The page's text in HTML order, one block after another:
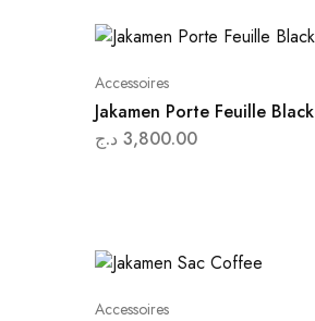
Accessoires
Jakamen Porte Feuille Black
3,800.00 د.ج
Accessoires